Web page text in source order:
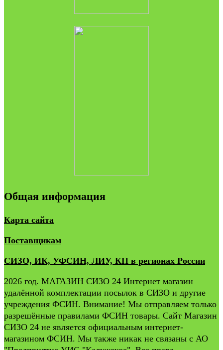
Общая информация
Карта сайта
Поставщикам
СИЗО, ИК, УФСИН, ЛИУ, КП в регионах России
2026 год. МАГАЗИН СИЗО 24 Интернет магазин
удалённой комплектации посылок в СИЗО и другие
учреждения ФСИН. Внимание! Мы отправляем только
разрешённые правилами ФСИН товары. Сайт Магазин
СИЗО 24 не является официальным интернет-
магазином ФСИН. Мы также никак не связаны с АО